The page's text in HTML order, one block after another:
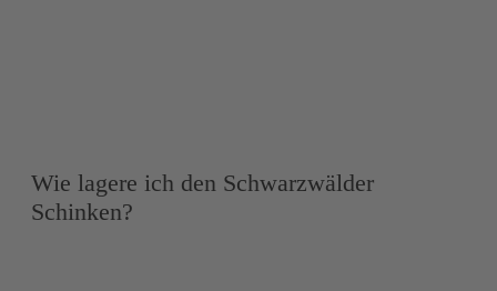
Wie lagere ich den Schwarzwälder
Schinken?